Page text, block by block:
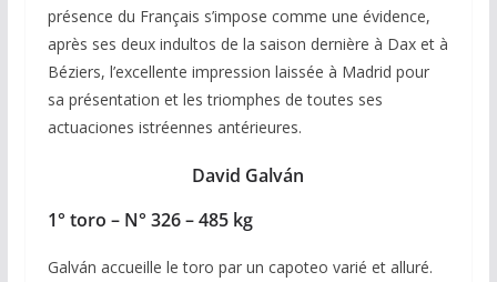
présence du Français s’impose comme une évidence,
après ses deux indultos de la saison dernière à Dax et à
Béziers, l’excellente impression laissée à Madrid pour
sa présentation et les triomphes de toutes ses
actuaciones istréennes antérieures.
David Galván
1° toro – N° 326 – 485 kg
Galván accueille le toro par un capoteo varié et alluré.